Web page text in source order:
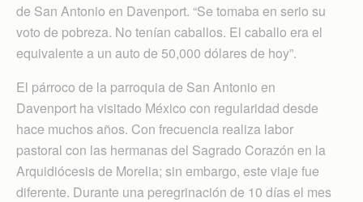
de San Antonio en Davenport. “Se tomaba en serio su
voto de pobreza. No tenían caballos. El caballo era el
equivalente a un auto de 50,000 dólares de hoy”.
El párroco de la parroquia de San Antonio en
Davenport ha visitado México con regularidad desde
hace muchos años. Con frecuencia realiza labor
pastoral con las hermanas del Sagrado Corazón en la
Arquidiócesis de Morelia; sin embargo, este viaje fue
diferente. Durante una peregrinación de 10 días el mes